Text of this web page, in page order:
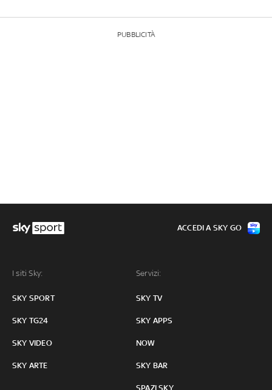
PUBBLICITÀ
I siti Sky:
SKY SPORT
SKY TG24
SKY VIDEO
SKY ARTE
Servizi:
SKY TV
SKY APPS
NOW
SKY BAR
SPAZI SKY
ACCEDI A SKY GO